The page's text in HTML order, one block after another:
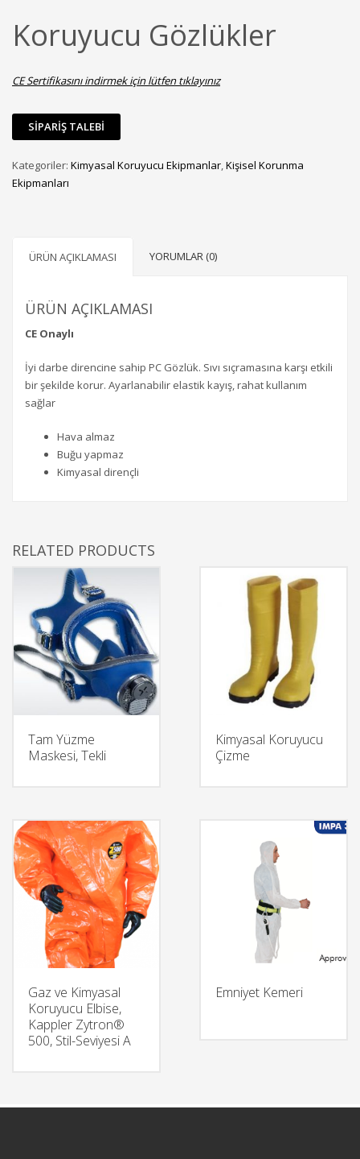
Koruyucu Gözlükler
CE Sertifikasını indirmek için lütfen tıklayınız
Kategoriler: Kimyasal Koruyucu Ekipmanlar,Kişisel Korunma
Ekipmanları
ÜRÜN AÇIKLAMASI YORUMLAR (0)
ÜRÜN AÇIKLAMASI
CE Onaylı
İyi darbe direncine sahip PC Gözlük. Sıvı sıçramasına karşı etkili
bir şekilde korur. Ayarlanabilir elastik kayış, rahat kullanım
sağlar
Hava almaz
Buğu yapmaz
Kimyasal dirençli
RELATED PRODUCTS
Tam Yüzme
Maskesi, Tekli
Kimyasal Koruyucu
Çizme
Gaz ve Kimyasal
Koruyucu Elbise,
Kappler Zytron®
500, Stil-Seviyesi A
Emniyet Kemeri